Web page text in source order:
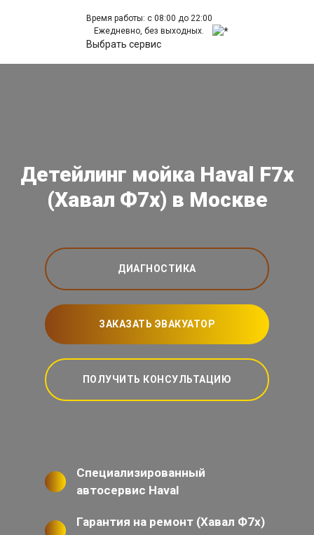
Время работы: с 08:00 до 22:00
Ежедневно, без выходных.
Выбрать сервис
Детейлинг мойка Haval F7x
(Хавал Ф7х) в Москве
ДИАГНОСТИКА
ЗАКАЗАТЬ ЭВАКУАТОР
ПОЛУЧИТЬ КОНСУЛЬТАЦИЮ
Специализированный
автосервис Haval
Гарантия на ремонт (Хавал Ф7х)